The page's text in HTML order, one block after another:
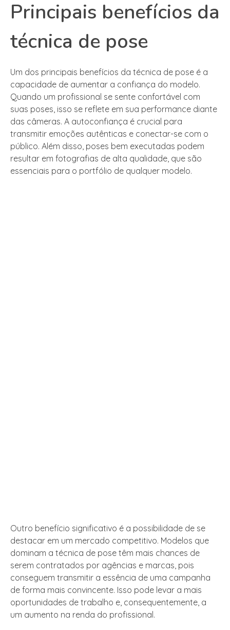
Principais benefícios da
técnica de pose
Um dos principais benefícios da técnica de pose é a
capacidade de aumentar a confiança do modelo.
Quando um profissional se sente confortável com
suas poses, isso se reflete em sua performance diante
das câmeras. A autoconfiança é crucial para
transmitir emoções autênticas e conectar-se com o
público. Além disso, poses bem executadas podem
resultar em fotografias de alta qualidade, que são
essenciais para o portfólio de qualquer modelo.
Outro benefício significativo é a possibilidade de se
destacar em um mercado competitivo. Modelos que
dominam a técnica de pose têm mais chances de
serem contratados por agências e marcas, pois
conseguem transmitir a essência de uma campanha
de forma mais convincente. Isso pode levar a mais
oportunidades de trabalho e, consequentemente, a
um aumento na renda do profissional.